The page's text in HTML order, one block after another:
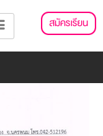
สมัครเรียน